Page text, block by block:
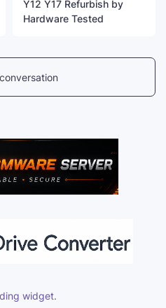
Y12 Y17 Refurbish by
Hardware Tested
widget.